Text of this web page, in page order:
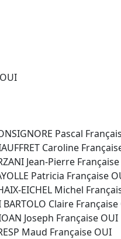
Pascal
Caroline
Jean-Pierre
Patricia Française
EICHEL Michel
Claire
Joseph Française OUI
Maud Française OUI